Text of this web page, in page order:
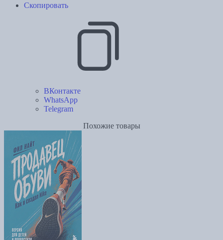
Скопировать
ВКонтакте
WhatsApp
Telegram
Похожие товары